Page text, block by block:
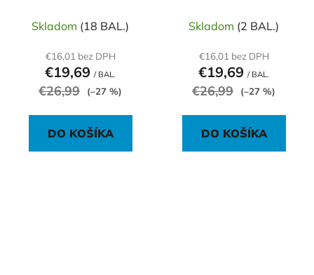
Skladom (18 BAL.)
€16,01 bez DPH
€19,69 / BAL.
€26,99 (–27 %)
DO KOŠÍKA
Skladom (2 BAL.)
€16,01 bez DPH
€19,69 / BAL.
€26,99 (–27 %)
DO KOŠÍKA